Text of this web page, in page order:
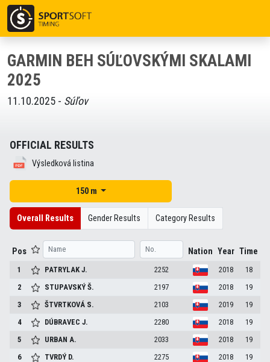
GARMIN BEH SÚĽOVSKÝMI SKALAMI
2025
11.10.2025 - Súľov
OFFICIAL RESULTS
Výsledková listina
150 m
Overall Results Gender Results Category Results
Pos Nation Year Time
1 PATRYLAKJ. 2252 2018
18
2
STUPAVSKÝŠ. 2197 2018
19
3
ŠTVRTKOVÁ S. 2103 2019
19
4
DÚBRAVECJ. 2280 2018
19
5
URBANA. 2033 2018
19
6
TVRDÝ D. 2275 2018
19